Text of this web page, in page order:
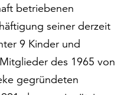
betriebenen
seiner derzeit
9 Kinder und
des 1965 von
gegründeten